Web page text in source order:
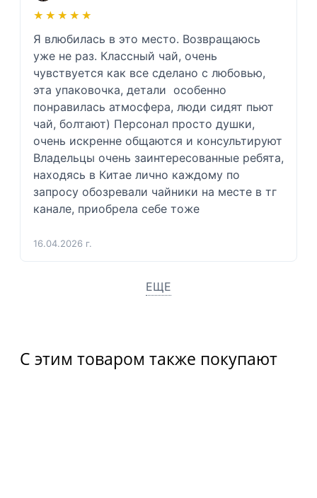
★★★★★
★★★★★
Я влюбилась в это место. Возвращаюсь
уже не раз. Классный чай, очень
чувствуется как все сделано с любовью,
эта упаковочка, детали  особенно
понравилась атмосфера, люди сидят пьют
чай, болтают) Персонал просто душки,
очень искренне общаются и консультируют
Владельцы очень заинтересованные ребята,
находясь в Китае лично каждому по
запросу обозревали чайники на месте в тг
канале, приобрела себе тоже
16.04.2026 г.
ЕЩЕ
С этим товаром также покупают